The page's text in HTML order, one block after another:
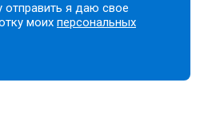
я даю свое
моихперсональных